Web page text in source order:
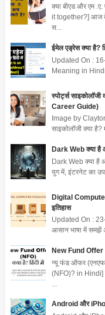
क्या बीएड और एम
it together?] आज
स...
ईमेल एड्रेस क्या है?
Updated On :
Meaning in
स्पोर्ट्स
Career Guide)
Image by
साइकोलॉजी क्या
Dark Web क्या है
Dark Web क्या है
युग में, इंटरनेट का
Digital
इतिहास
Updated On :
आसान भाषा में
New Fund Offer
न्यू फंड ऑफर
(NFO)? in Hindi]
Android और